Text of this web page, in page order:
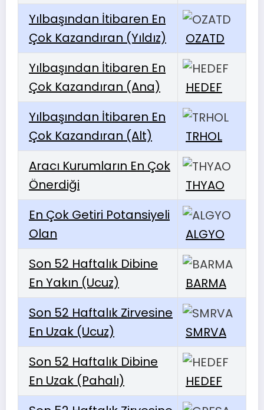
Yılbaşından İtibaren En
Çok Kazandıran (Yıldız)
OZATD
Yılbaşından İtibaren En
Çok Kazandıran (Ana)
HEDEF
Yılbaşından İtibaren En
Çok Kazandıran (Alt)
TRHOL
Aracı Kurumların En Çok
Önerdiği
THYAO
En Çok Getiri Potansiyeli
Olan
ALGYO
Son 52 Haftalık Dibine
En Yakın (Ucuz)
BARMA
Son 52 Haftalık Zirvesine
En Uzak (Ucuz)
SMRVA
Son 52 Haftalık Dibine
En Uzak (Pahalı)
HEDEF